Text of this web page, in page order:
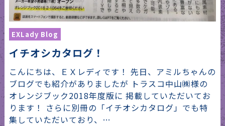
EXLady Blog
イチオシカタログ！
こんにちは、ＥＸレディです！ 先日、アミルちゃんの
ブログでも紹介がありましたが トラスコ中山㈱様の
オレンジブック2018年度版に 掲載していただいてお
ります！ さらに別冊の「イチオシカタログ」でも特
集していただいており、…